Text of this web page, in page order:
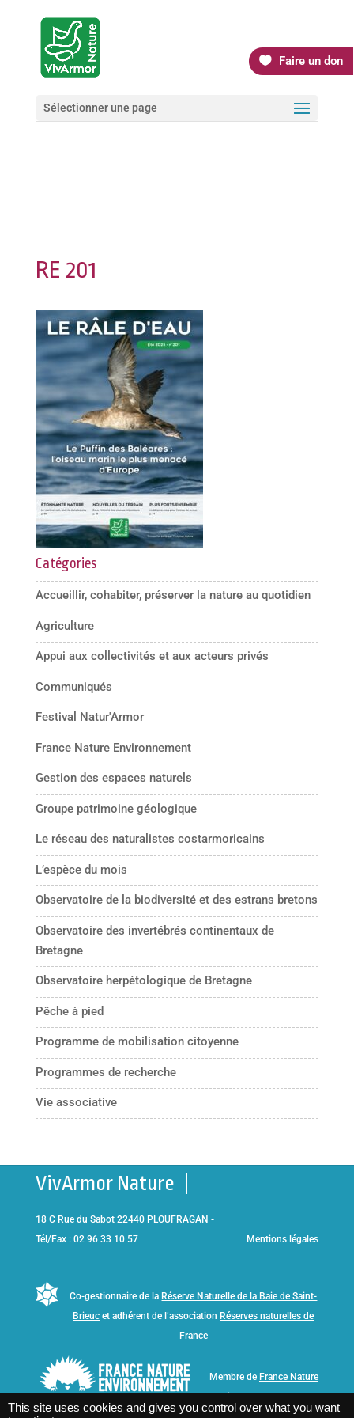
Faire un don
Sélectionner une page
RE 201
Catégories
Accueillir, cohabiter, préserver la nature au quotidien
Agriculture
Appui aux collectivités et aux acteurs privés
Communiqués
Festival Natur'Armor
France Nature Environnement
Gestion des espaces naturels
Groupe patrimoine géologique
Le réseau des naturalistes costarmoricains
L’espèce du mois
Observatoire de la biodiversité et des estrans bretons
Observatoire des invertébrés continentaux de
Bretagne
Observatoire herpétologique de Bretagne
Pêche à pied
Programme de mobilisation citoyenne
Programmes de recherche
Vie associative
VivArmor Nature
18 C Rue du Sabot 22440 PLOUFRAGAN -
Tél/Fax : 02 96 33 10 57
Mentions légales
Co-gestionnaire de la Réserve Naturelle de la Baie de Saint-
Brieuc et adhérent de l’association Réserves naturelles de
France
Membre de France Nature
This site uses cookies and gives you control over what you want